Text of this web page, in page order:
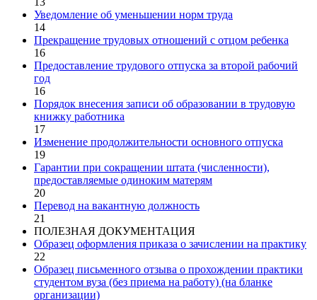
Уведомление об уменьшении норм труда
14
Прекращение трудовых отношений с отцом ребенка
16
Предоставление трудового отпуска за второй рабочий
год
16
Порядок внесения записи об образовании в трудовую
книжку работника
17
Изменение продолжительности основного отпуска
19
Гарантии при сокращении штата (численности),
предоставляемые одиноким матерям
20
Перевод на вакантную должность
21
ПОЛЕЗНАЯ ДОКУМЕНТАЦИЯ
Образец оформления приказа о зачислении на практику
22
Образец письменного отзыва о прохождении практики
студентом вуза (без приема на работу) (на бланке
организации)